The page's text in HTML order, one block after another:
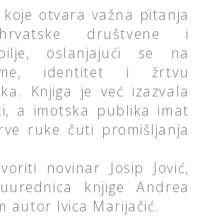
koje otvara važna pitanja
društvene i
oslanjajući se na
identitet i žrtvu
Knjiga je već izazvala
a imotska publika imat
ruke čuti promišljanja
novinar Josip Jović,
knjige Andrea
autor Ivica Marijačić.